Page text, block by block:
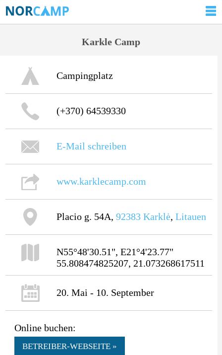
Karkle Camp
Campingplatz
(+370) 64539330
E-Mail schreiben
www.karklecamp.com
Placio g. 54A, 92383 Karklė, Litauen
N55°48'30.51", E21°4'23.77"
55.808474825207, 21.073268617511
20. Mai - 10. September
Online buchen:
BETREIBER-WEBSEITE »